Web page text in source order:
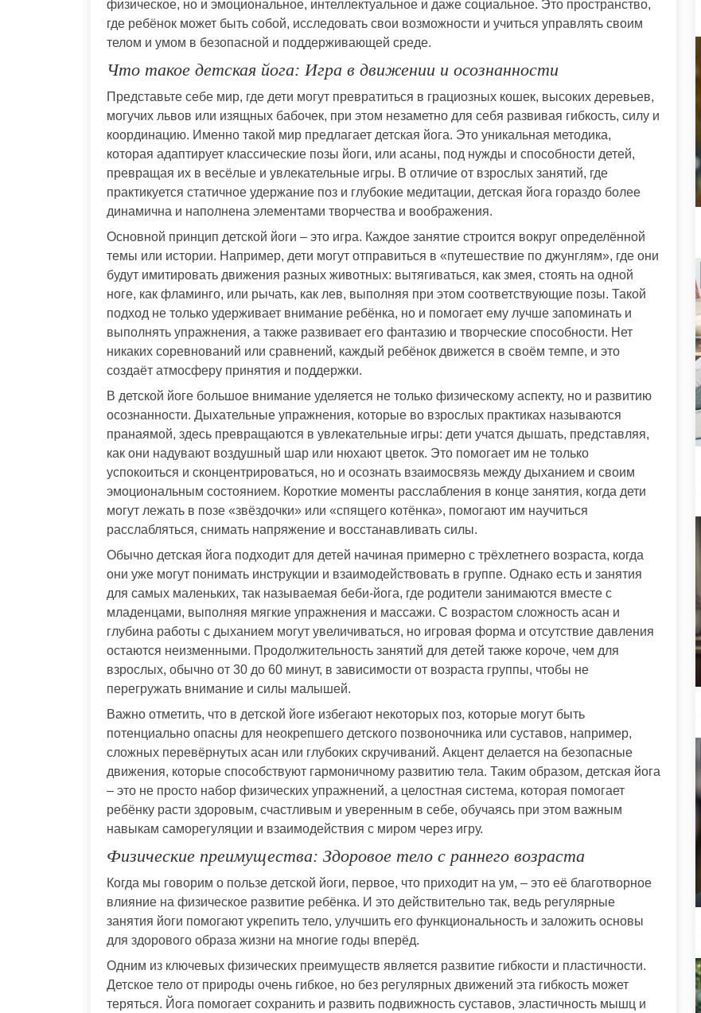
физическое, но и эмоциональное, интеллектуальное и даже социальное. Это пространство,
где ребёнок может быть собой, исследовать свои возможности и учиться управлять своим
телом и умом в безопасной и поддерживающей среде.
Что такое детская йога: Игра в движении и осознанности
Представьте себе мир, где дети могут превратиться в грациозных кошек, высоких деревьев,
могучих львов или изящных бабочек, при этом незаметно для себя развивая гибкость, силу и
координацию. Именно такой мир предлагает детская йога. Это уникальная методика,
которая адаптирует классические позы йоги, или асаны, под нужды и способности детей,
превращая их в весёлые и увлекательные игры. В отличие от взрослых занятий, где
практикуется статичное удержание поз и глубокие медитации, детская йога гораздо более
динамична и наполнена элементами творчества и воображения.
Основной принцип детской йоги – это игра. Каждое занятие строится вокруг определённой
темы или истории. Например, дети могут отправиться в «путешествие по джунглям», где они
будут имитировать движения разных животных: вытягиваться, как змея, стоять на одной
ноге, как фламинго, или рычать, как лев, выполняя при этом соответствующие позы. Такой
подход не только удерживает внимание ребёнка, но и помогает ему лучше запоминать и
выполнять упражнения, а также развивает его фантазию и творческие способности. Нет
никаких соревнований или сравнений, каждый ребёнок движется в своём темпе, и это
создаёт атмосферу принятия и поддержки.
В детской йоге большое внимание уделяется не только физическому аспекту, но и развитию
осознанности. Дыхательные упражнения, которые во взрослых практиках называются
пранаямой, здесь превращаются в увлекательные игры: дети учатся дышать, представляя,
как они надувают воздушный шар или нюхают цветок. Это помогает им не только
успокоиться и сконцентрироваться, но и осознать взаимосвязь между дыханием и своим
эмоциональным состоянием. Короткие моменты расслабления в конце занятия, когда дети
могут лежать в позе «звёздочки» или «спящего котёнка», помогают им научиться
расслабляться, снимать напряжение и восстанавливать силы.
Обычно детская йога подходит для детей начиная примерно с трёхлетнего возраста, когда
они уже могут понимать инструкции и взаимодействовать в группе. Однако есть и занятия
для самых маленьких, так называемая беби-йога, где родители занимаются вместе с
младенцами, выполняя мягкие упражнения и массажи. С возрастом сложность асан и
глубина работы с дыханием могут увеличиваться, но игровая форма и отсутствие давления
остаются неизменными. Продолжительность занятий для детей также короче, чем для
взрослых, обычно от 30 до 60 минут, в зависимости от возраста группы, чтобы не
перегружать внимание и силы малышей.
Важно отметить, что в детской йоге избегают некоторых поз, которые могут быть
потенциально опасны для неокрепшего детского позвоночника или суставов, например,
сложных перевёрнутых асан или глубоких скручиваний. Акцент делается на безопасные
движения, которые способствуют гармоничному развитию тела. Таким образом, детская йога
– это не просто набор физических упражнений, а целостная система, которая помогает
ребёнку расти здоровым, счастливым и уверенным в себе, обучаясь при этом важным
навыкам саморегуляции и взаимодействия с миром через игру.
Физические преимущества: Здоровое тело с раннего возраста
Когда мы говорим о пользе детской йоги, первое, что приходит на ум, – это её благотворное
влияние на физическое развитие ребёнка. И это действительно так, ведь регулярные
занятия йоги помогают укрепить тело, улучшить его функциональность и заложить основы
для здорового образа жизни на многие годы вперёд.
Одним из ключевых физических преимуществ является развитие гибкости и пластичности.
Детское тело от природы очень гибкое, но без регулярных движений эта гибкость может
теряться. Йога помогает сохранить и развить подвижность суставов, эластичность мышц и